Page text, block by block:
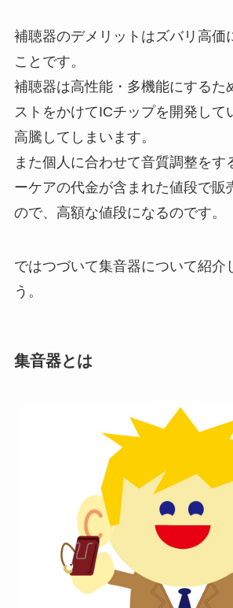
補聴器のデメリットはズバリ高価
ことです。
補聴器は高性能・多機能にするた
ストをかけてICチップを開発して
高騰してしまいます。
また個人に合わせて音質調整をす
ーケアの代金が含まれた値段で販
ので、高額な値段になるのです。
ではつづいて集音器について紹介
う。
集音器とは